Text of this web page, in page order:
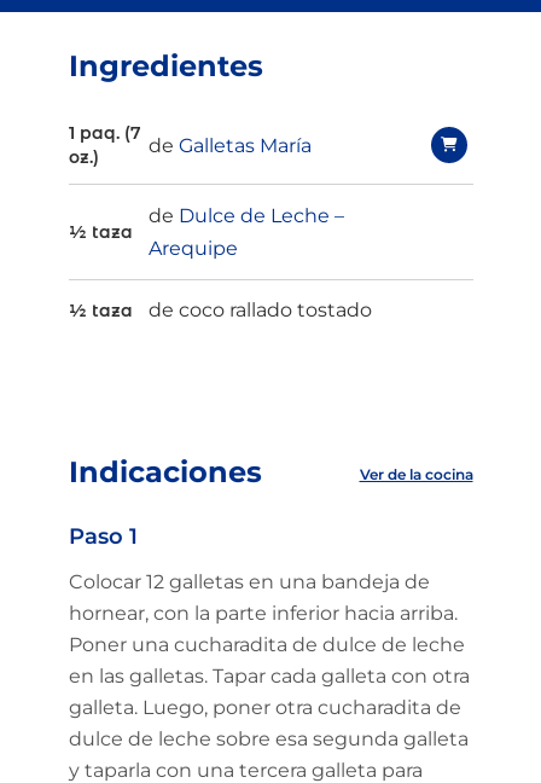
Ingredientes
1 paq. (7
oz.)
de Galletas María
½ taza
de Dulce de Leche –
Arequipe
½ taza de coco rallado tostado
Indicaciones Ver de la cocina
Paso 1
Colocar 12 galletas en una bandeja de
hornear, con la parte inferior hacia arriba.
Poner una cucharadita de dulce de leche
en las galletas. Tapar cada galleta con otra
galleta. Luego, poner otra cucharadita de
dulce de leche sobre esa segunda galleta
y taparla con una tercera galleta para